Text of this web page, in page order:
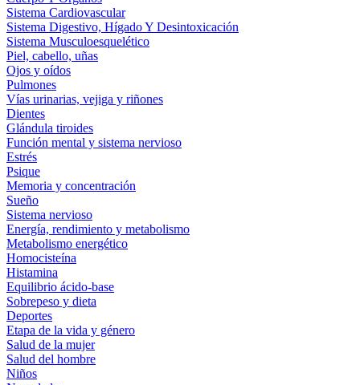
Sistema Cardiovascular
Sistema Digestivo, Hígado Y Desintoxicación
Sistema Musculoesquelético
Piel, cabello, uñas
Ojos y oídos
Pulmones
Vías urinarias, vejiga y riñones
Dientes
Glándula tiroides
Función mental y sistema nervioso
Estrés
Psique
Memoria y concentración
Sueño
Sistema nervioso
Energía, rendimiento y metabolismo
Metabolismo energético
Homocisteína
Histamina
Equilibrio ácido-base
Sobrepeso y dieta
Deportes
Etapa de la vida y género
Salud de la mujer
Salud del hombre
Niños